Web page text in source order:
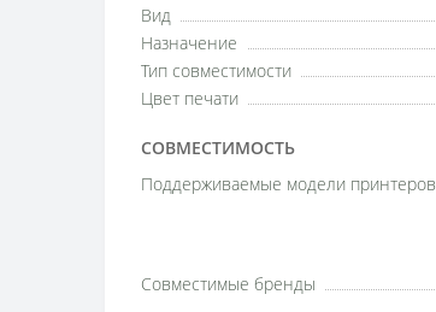
Вид
Назначение
Тип совместимости
Цвет печати
СОВМЕСТИМОСТЬ
Поддерживаемые модели принтеров
Совместимые бренды